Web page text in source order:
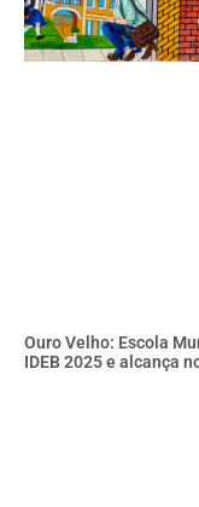
Ouro Velho: Escola
IDEB 2025 e alcança